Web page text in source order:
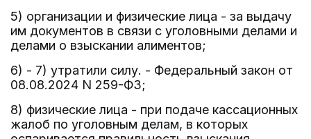
5) организации и физические лица - за выдачу
им документов в связи с уголовными делами и
делами о взыскании алиментов;
6) - 7) утратили силу. - Федеральный закон от
08.08.2024 N 259-ФЗ;
8) физические лица - при подаче кассационных
жалоб по уголовным делам, в которых